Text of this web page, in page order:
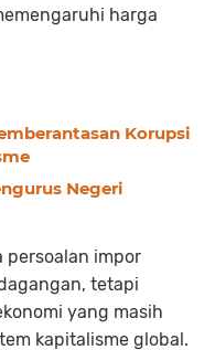
harga
Korupsi
Negeri
persoalan impor
tetapi
yang masih
kapitalisme global.